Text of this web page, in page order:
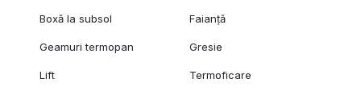
Boxă la subsol Faianță
Geamuri termopan Gresie
Lift Termoficare